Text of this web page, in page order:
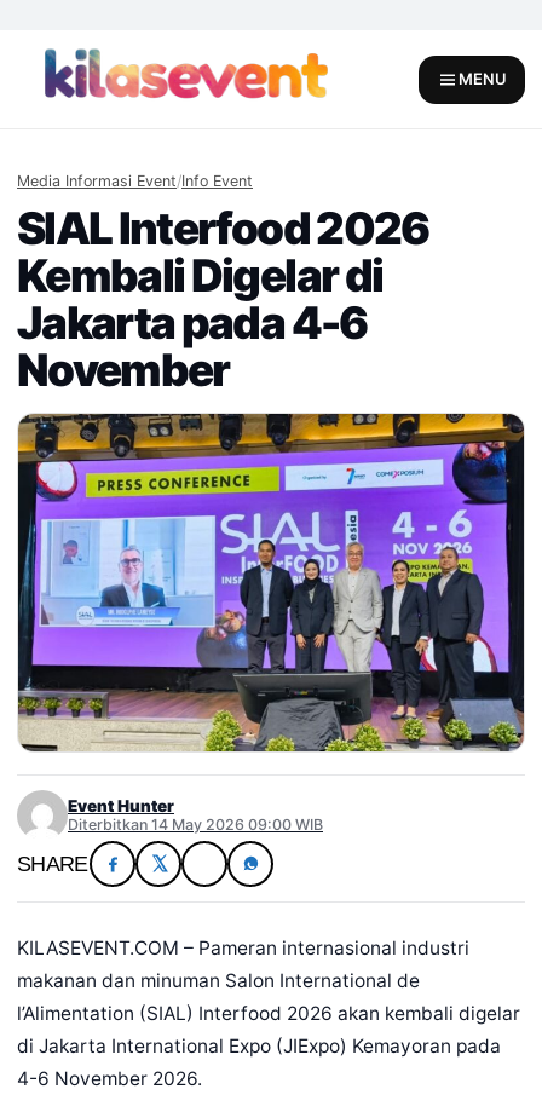
content
MENU
Media Informasi Event/Info Event
SIAL Interfood 2026
Kembali Digelar di
Jakarta pada 4-6
November
Event Hunter
Diterbitkan 14 May 2026 09:00 WIB
SHARE
KILASEVENT.COM – Pameran internasional industri
makanan dan minuman Salon International de
l’Alimentation (SIAL) Interfood 2026 akan kembali digelar
di Jakarta International Expo (JIExpo) Kemayoran pada
4-6 November 2026.